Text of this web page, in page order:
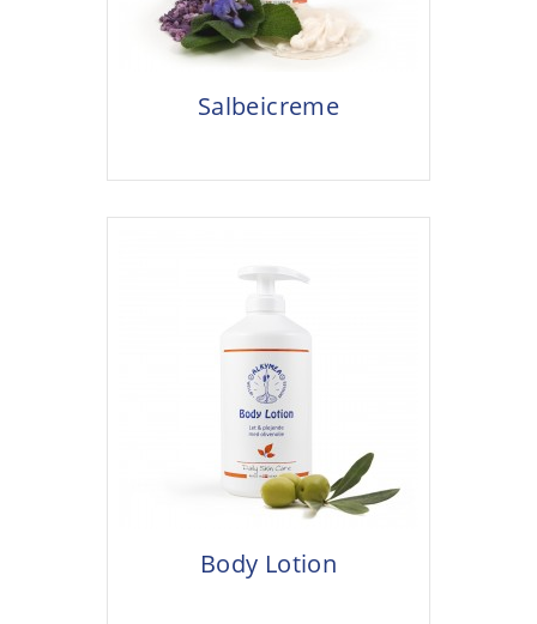
Salbeicreme
Body Lotion